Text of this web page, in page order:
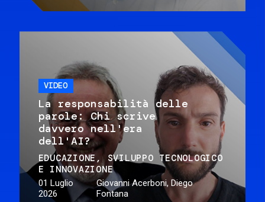
VIDEO
La responsabilità delle
parole: Chi scrive
davvero nell'era
dell'AI?
EDUCAZIONE
SVILUPPO TECNOLOGICO
E INNOVAZIONE
01 Luglio
2026
Giovanni Acerboni, Diego
Fontana